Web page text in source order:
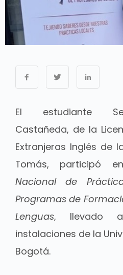
El estudiante
Castañeda, de la
Extranjeras Inglés de
Tomás, participó
Nacional de
Programas de
Lenguas, llevado
instalaciones de la
Bogotá.